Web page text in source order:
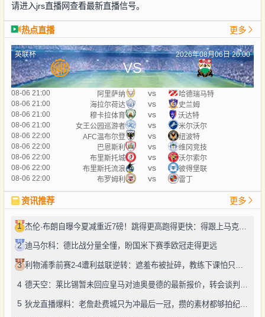
请进入jrs直播网查看最新直播信号。
热点直播 更多
英联杯 2026年08月06日 20:00
VS
08-06 21:00 阿里萨纳 vs
哈德瑞马特
08-06 21:00
海拉尔荷达 vs
史兰姆
08-06 21:00
穆卡拉体育 vs
沃达特
08-06 21:00
女王公园巡游者 vs
米尔沃尔
08-06 22:00
AFC温布尔登 vs
纽波特
08-06 22:00
巴恩斯利 vs
维冈竞技
08-06 22:00
布里斯托城 vs
沃尔索尔
08-06 22:00
布里斯托流浪 vs
彼得堡联
08-06 22:00
布罗姆利 vs 雷丁
资讯推荐 更多
1 杰伦·布朗自曝今夏减重近7磅！跳得更高跑得更快：得跟上马克西、勒布朗的节奏
2 迪马尔科：德比战分量全懂，盼国米下赛季欧冠走得更远
3 利物浦季前赛2-4遭利兹联逆转：遮羞布被扯碎，教练下课怕只是开始
4 德天空：莱比锡暂未回应皇马对迪奥曼德的最新报价，转会谈判仍在推进
5 狄龙直播爆料：老詹赴费城只为冲最后一冠，攒的素材都够拍纪录片了